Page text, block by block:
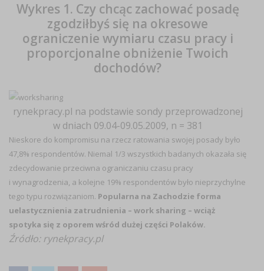
Wykres 1. Czy chcąc zachować posadę
zgodziłbyś się na okresowe
ograniczenie wymiaru czasu pracy i
proporcjonalne obniżenie Twoich
dochodów?
rynekpracy.pl na podstawie sondy przeprowadzonej
w dniach 09.04-09.05.2009, n = 381
Nieskore do kompromisu na rzecz ratowania swojej posady było
47,8% respondentów. Niemal 1/3 wszystkich badanych okazała się
zdecydowanie przeciwna ograniczaniu czasu pracy
i wynagrodzenia, a kolejne 19% respondentów było nieprzychylne
tego typu rozwiązaniom. Popularna na Zachodzie forma
uelastycznienia zatrudnienia – work sharing – wciąż
spotyka się z oporem wśród dużej części Polaków.
Źródło: rynekpracy.pl